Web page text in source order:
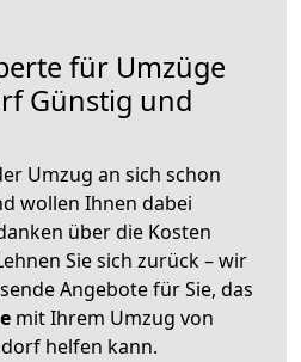
für Umzüge
Günstig und
Umzug an sich schon
wollen Ihnen dabei
über die Kosten
Sie sich zurück – wir
Angebote für Sie, das
mit Ihrem Umzug von
helfen kann.